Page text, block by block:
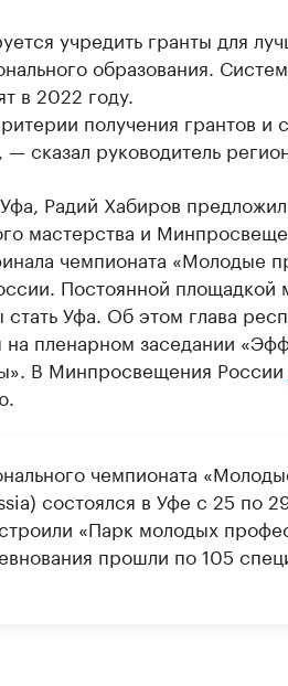
учредить гранты для
образования.
в 2022 году.
получения грантов и
— сказал руководитель
Радий Хабиров предложил
мастерства и
чемпионата «Молодые
Постоянной площадкой
Уфа. Об этом глава
на пленарном заседании
В Минпросвещения России
чемпионата
состоялся в Уфе с 25 по
«Парк молодых
прошли по 105